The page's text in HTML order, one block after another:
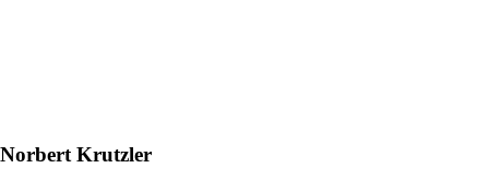
Norbert Krutzler